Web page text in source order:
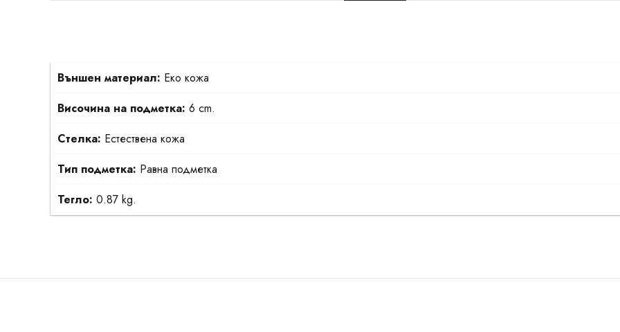
Външен материал: Еко кожа
Височина на подметка: 6 cm.
Стелка: Естествена кожа
Тип подметка: Равна подметка
Тегло: 0.87 kg.